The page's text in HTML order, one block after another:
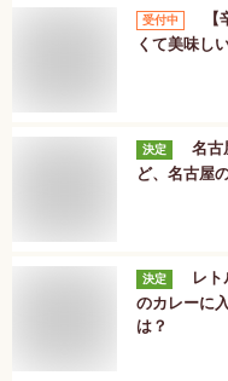
受付中
くて美味し
決定
名古
ど、名古屋
決定
レ
のカレーに
は？